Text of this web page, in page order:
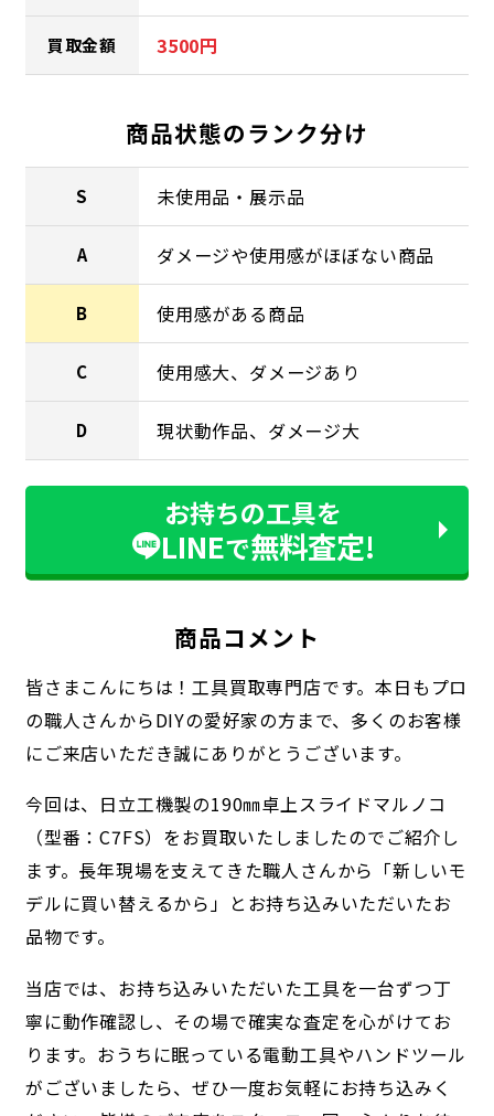
買取金額 3500円
商品状態のランク分け
S 未使用品・展示品
A ダメージや使用感がほぼない商品
B 使用感がある商品
C 使用感大、ダメージあり
D 現状動作品、ダメージ大
お持ちの工具を
LINEで無料査定!
商品コメント
皆さまこんにちは！工具買取専門店です。本日もプロ
の職人さんからDIYの愛好家の方まで、多くのお客様
にご来店いただき誠にありがとうございます。
今回は、日立工機製の190㎜卓上スライドマルノコ
（型番：C7FS）をお買取いたしましたのでご紹介し
ます。長年現場を支えてきた職人さんから「新しいモ
デルに買い替えるから」とお持ち込みいただいたお
品物です。
当店では、お持ち込みいただいた工具を一台ずつ丁
寧に動作確認し、その場で確実な査定を心がけてお
ります。おうちに眠っている電動工具やハンドツール
がございましたら、ぜひ一度お気軽にお持ち込みく